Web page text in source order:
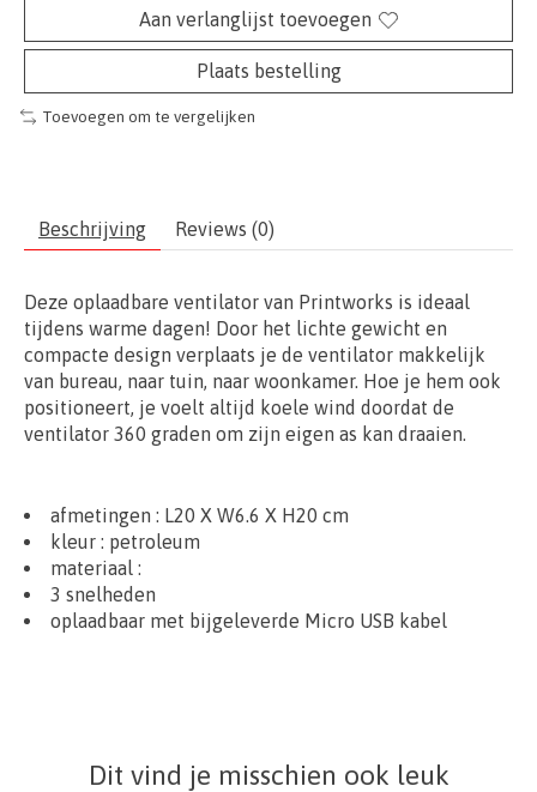
Aan verlanglijst toevoegen
Plaats bestelling
Toevoegen om te vergelijken
Beschrijving Reviews (0)
Deze oplaadbare ventilator van Printworks is ideaal
tijdens warme dagen! Door het lichte gewicht en
compacte design verplaats je de ventilator makkelijk
van bureau, naar tuin, naar woonkamer. Hoe je hem ook
positioneert, je voelt altijd koele wind doordat de
ventilator 360 graden om zijn eigen as kan draaien.
afmetingen : L20 X W6.6 X H20 cm
kleur : petroleum
materiaal :
3 snelheden
oplaadbaar met bijgeleverde Micro USB kabel
Dit vind je misschien ook leuk